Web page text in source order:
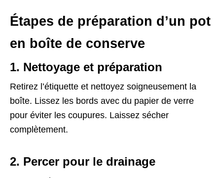
Étapes de préparation d’un pot
en boîte de conserve
1. Nettoyage et préparation
Retirez l’étiquette et nettoyez soigneusement la
boîte. Lissez les bords avec du papier de verre
pour éviter les coupures. Laissez sécher
complètement.
2. Percer pour le drainage